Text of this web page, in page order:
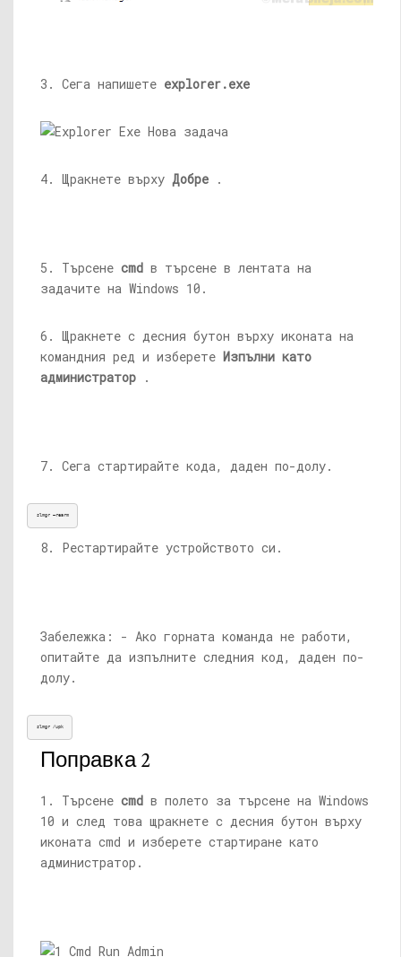
3. Сега напишете explorer.exe
4. Щракнете върху Добре .
5. Търсене cmd в търсене в лентата на
задачите на Windows 10.
6. Щракнете с десния бутон върху иконата на
командния ред и изберете Изпълни като
администратор .
7. Сега стартирайте кода, даден по-долу.
slmgr –rearm
8. Рестартирайте устройството си.
Забележка: - Ако горната команда не работи,
опитайте да изпълните следния код, даден по-
долу.
slmgr /upk
Поправка 2
1. Търсене cmd в полето за търсене на Windows
10 и след това щракнете с десния бутон върху
иконата cmd и изберете стартиране като
администратор.